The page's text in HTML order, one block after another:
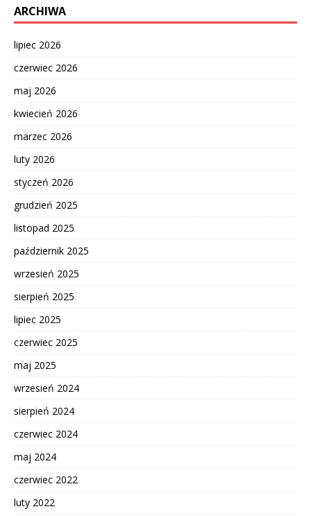
ARCHIWA
lipiec 2026
czerwiec 2026
maj 2026
kwiecień 2026
marzec 2026
luty 2026
styczeń 2026
grudzień 2025
listopad 2025
październik 2025
wrzesień 2025
sierpień 2025
lipiec 2025
czerwiec 2025
maj 2025
wrzesień 2024
sierpień 2024
czerwiec 2024
maj 2024
czerwiec 2022
luty 2022